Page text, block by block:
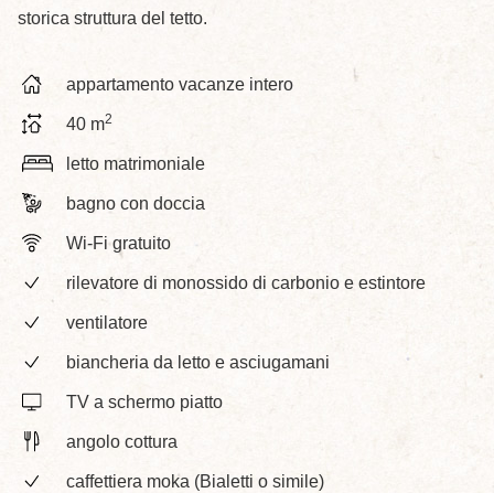
storica struttura del tetto.
appartamento vacanze intero
40 m2
letto matrimoniale
bagno con doccia
Wi-Fi gratuito
rilevatore di monossido di carbonio e estintore
ventilatore
biancheria da letto e asciugamani
TV a schermo piatto
angolo cottura
caffettiera moka (Bialetti o simile)